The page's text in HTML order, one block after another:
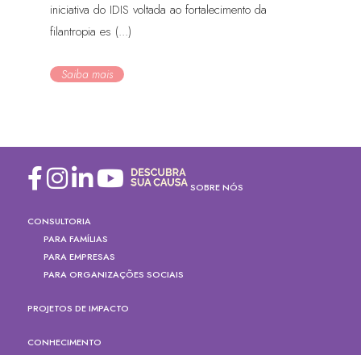
iniciativa do IDIS voltada ao fortalecimento da
filantropia es (...)
Saiba mais
SOBRE NÓS
CONSULTORIA
PARA FAMÍLIAS
PARA EMPRESAS
PARA ORGANIZAÇÕES SOCIAIS
PROJETOS DE IMPACTO
CONHECIMENTO